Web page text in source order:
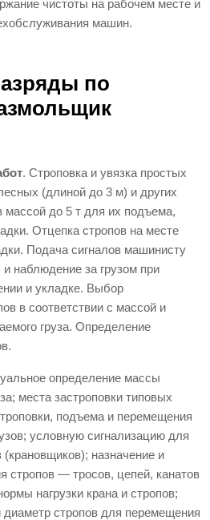
чистоты на рабочем месте и
машин.
по
. Строповка и увязка простых
(длиной до 3 м) и других
массой до 5 т для их подъема,
Отцепка стропов на месте
Подача сигналов машинисту
наблюдение за грузом при
и укладке. Выбор
в соответствии с массой и
груза. Определение
определение массы
места застроповки типовых
подъема и перемещения
условную сигнализацию для
назначение и
стропов — тросов, цепей, канатов
нагрузки крана и стропов;
стропов для перемещения